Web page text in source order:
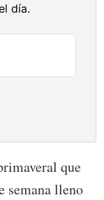
día.
que
semana lleno